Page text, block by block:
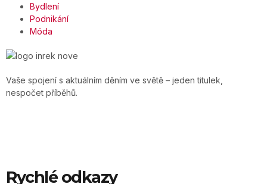
Bydlení
Podnikání
Móda
Vaše spojení s aktuálním děním ve světě – jeden titulek,
nespočet příběhů.
Rychlé odkazy